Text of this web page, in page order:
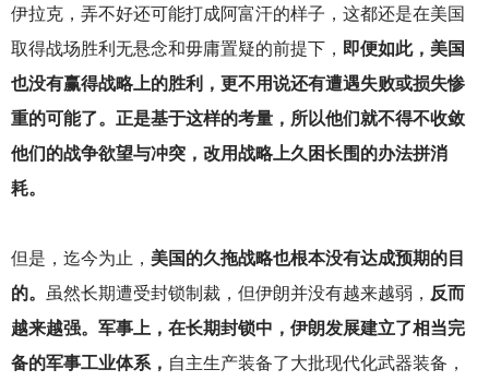
伊拉克，弄不好还可能打成阿富汗的样子，这都还是在美国
取得战场胜利无悬念和毋庸置疑的前提下， 即便如此，美国
也没有赢得战略上的胜利，更不用说还有遭遇失败或损失惨
重的可能了。正是基于这样的考量，所以他们就不得不收敛
他们的战争欲望与冲突，改用战略上久困长围的办法拼消
耗。
但是，迄今为止， 美国的久拖战略也根本没有达成预期的目
的。
虽然长期遭受封锁制裁，但伊朗并没有越来越弱， 反而
越来越强。军事上，在长期封锁中，伊朗发展建立了相当完
备的军事工业体系， 自主生产装备了大批现代化武器装备，